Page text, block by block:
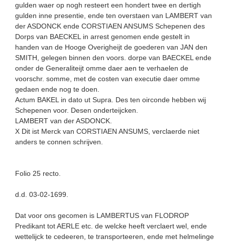
gulden waer op nogh resteert een hondert twee en dertigh
gulden inne presentie, ende ten overstaen van LAMBERT van
der ASDONCK ende CORSTIAEN ANSUMS Schepenen des
Dorps van BAECKEL in arrest genomen ende gestelt in
handen van de Hooge Overigheijt de goederen van JAN den
SMITH, gelegen binnen den voors. dorpe van BAECKEL ende
onder de Generaliteijt omme daer aen te verhaelen de
voorschr. somme, met de costen van executie daer omme
gedaen ende nog te doen.
Actum BAKEL in dato ut Supra. Des ten oirconde hebben wij
Schepenen voor. Desen onderteijcken.
LAMBERT van der ASDONCK.
X Dit ist Merck van CORSTIAEN ANSUMS, verclaerde niet
anders te connen schrijven.
Folio 25 recto.
d.d. 03-02-1699.
Dat voor ons gecomen is LAMBERTUS van FLODROP
Predikant tot AERLE etc. de welcke heeft verclaert wel, ende
wettelijck te cedeeren, te transporteeren, ende met helmelinge